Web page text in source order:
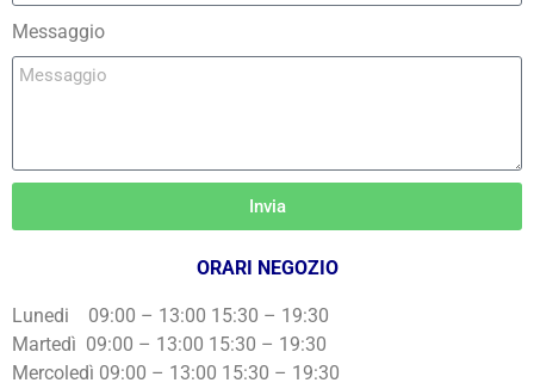
Messaggio
Invia
ORARI NEGOZIO
Lunedi 09:00 – 13:00 15:30 – 19:30
Martedì 09:00 – 13:00 15:30 – 19:30
Mercoledì 09:00 – 13:00 15:30 – 19:30